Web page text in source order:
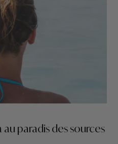
paradis des sources